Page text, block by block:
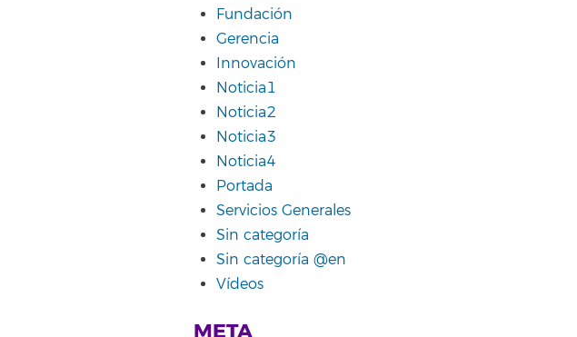
Fundación
Gerencia
Innovación
Noticia1
Noticia2
Noticia3
Noticia4
Portada
Servicios Generales
Sin categoría
Sin categoría @en
Vídeos
META